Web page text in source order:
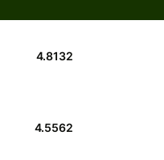
4.8132
4.5562